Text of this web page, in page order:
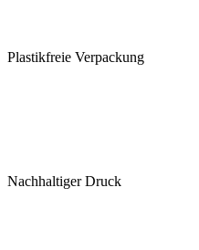
Plastikfreie Verpackung
Nachhaltiger Druck